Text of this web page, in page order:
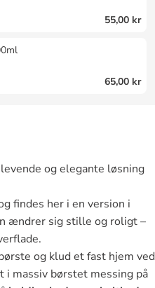
55,00 kr
65,00 kr
og elegante løsning
findes her i en version i
ændrer sig stille og roligt –
og klud et fast hjem ved
i massiv børstet messing på